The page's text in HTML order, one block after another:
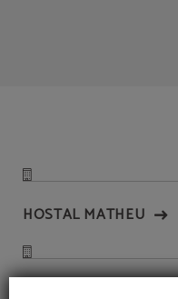
HOSTAL MATHEU